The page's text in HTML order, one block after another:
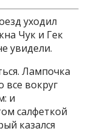
уходил
Чук и Гек
увидели.
Лампочка
все вокруг
и
салфеткой
казался